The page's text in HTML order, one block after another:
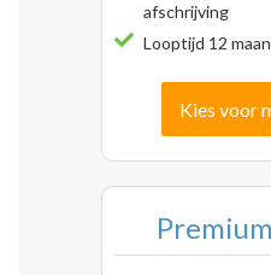
afschrijving
Looptijd 12
Kies voor